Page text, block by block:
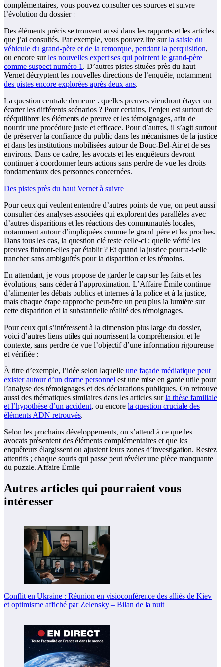
complémentaires, vous pouvez consulter ces sources et suivre
l’évolution du dossier :
Des éléments précis se trouvent aussi dans les rapports et les articles
que j’ai consultés. Par exemple, vous pouvez lire surla saisie du
véhicule du grand-père et de la remorque, pendant la perquisition,
ou encore surles nouvelles expertises qui pointent le grand-père
comme suspect numéro 1 . D’autres pistes situées près du haut
Vernet décryptent les nouvelles directions de l’enquête, notamment
des pistes encore explorées après deux ans.
La question centrale demeure : quelles preuves viendront étayer ou
écarter les différents scénarios ? Pour certains, l’enjeu est surtout de
rééquilibrer les éléments de preuve et les témoignages, afin de
nourrir une procédure juste et efficace. Pour d’autres, il s’agit surtout
de préserver la confiance du public dans les mécanismes de la justice
et dans les institutions mobilisées autour de Bouc-Bel-Air et de ses
environs. Dans ce cadre, les avocats et les enquêteurs devront
continuer à coordonner leurs actions sans perdre de vue les droits
fondamentaux des personnes concernées.
Des pistes près du haut Vernet à suivre
Pour ceux qui veulent entendre d’autres points de vue, on peut aussi
consulter des analyses associées qui explorent des parallèles avec
d’autres disparitions et les réactions des communautés locales,
notamment autour d’impliquées comme le grand-père et les proches.
Dans tous les cas, la question clé reste celle-ci : quelle vérité les
preuves finiront-elles par établir ? Et quand la justice pourra-t-elle
trancher sans ambiguïtés pour la disparition et les témoins.
En attendant, je vous propose de garder le cap sur les faits et les
évolutions, sans céder à l’approximation. L’Affaire Émile continue
d’alimenter les débats publics et internes à la police et à la justice,
mais chaque étape rapproche peut-être un peu plus la lumière sur
cette disparition et la substantielle réalité des témoignages.
Pour ceux qui s’intéressent à la dimension plus large du dossier,
voici d’autres liens utiles qui nourrissent la compréhension et le
contexte, sans perdre de vue l’objectif d’une information rigoureuse
et vérifiée :
À titre d’exemple, l’idée selon laquelle une façade médiatique peut
exister autour d’un drame personnel est une mise en garde utile pour
l’analyse des témoignages et des déclarations publiques. On retrouve
aussi des thématiques similaires dans les articles surla thèse familiale
et l’hypothèse d’un accident, ou encore la question cruciale des
éléments ADN retrouvés.
Selon les prochains développements, on s’attend à ce que les
avocats présentent des éléments complémentaires et que les
enquêteurs élargissent ou ajustent leurs zones d’investigation. Restez
attentifs ; chaque souris qui passe peut révéler une pièce manquante
du puzzle. Affaire Émile
Autres articles qui pourraient vous
intéresser
Conflit en Ukraine : Réunion en visioconférence des alliés de Kiev
et optimisme affiché par Zelensky – Bilan de la nuit